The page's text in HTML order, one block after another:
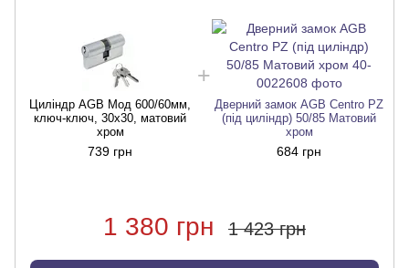
Циліндр AGB Мод 600/60мм,
ключ-ключ, 30x30, матовий
хром
739 грн
Дверний замок AGB Centro PZ
(під циліндр) 50/85 Матовий
хром
684 грн
1 380 грн 1 423 грн